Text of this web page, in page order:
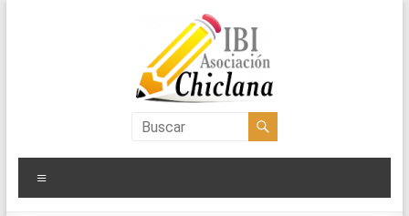
Asociación
IBI
Chiclana